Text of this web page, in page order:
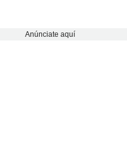
Anúnciate aquí